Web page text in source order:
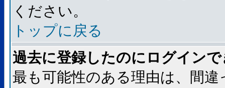
ください。
トップに戻る
過去に登録したのにログイン
最も可能性のある理由は、間